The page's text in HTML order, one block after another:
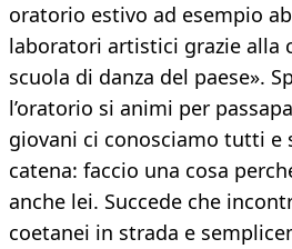
oratorio estivo ad esempio
laboratori artistici grazie alla
scuola di danza del paese».
l’oratorio si animi per
giovani ci conosciamo tutti e
catena: faccio una cosa
anche lei. Succede che
coetanei in strada e